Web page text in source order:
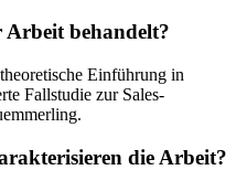
behandelt?
Einführung in
Fallstudie zur Sales-
die Arbeit?